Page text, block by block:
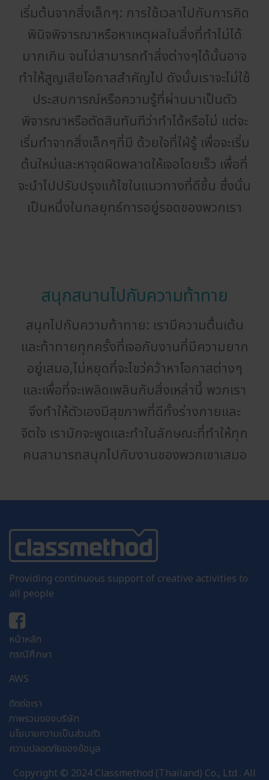
เริ่มต้นจากสิ่งเล็กๆ: การใช้เวลาไปกับการคิด
พินิจพิจารณาหรือหาเหตุผลในสิ่งที่ทำไม่ได้
มากเกิน จนไม่สามารถทำสิ่งต่างๆได้นั้นอาจ
ทำให้สูญเสียโอกาสสำคัญไป ดังนั้นเราจะไม่ใช้
ประสบการณ์หรือความรู้ที่ผ่านมาเป็นตัว
พิจารณาหรือตัดสินทันทีว่าทำได้หรือไม่ แต่จะ
เริ่มทำจากสิ่งเล็กๆที่มี ด้วยใจที่ใฝ่รู้ เพื่อจะเริ่ม
ต้นใหม่และหาจุดผิดพลาดให้เจอโดยเร็ว เพื่อที่
จะนำไปปรับปรุงแก้ไขในแนวทางที่ดีขึ้น ซึ่งนั่น
เป็นหนึ่งในกลยุทธ์การอยู่รอดของพวกเรา
สนุกสนานไปกับความท้าทาย
สนุกไปกับความท้าทาย: เรามีความตื่นเต้น
และท้าทายทุกครั้งที่เจอกับงานที่มีความยาก
อยู่เสมอ,ไม่หยุดที่จะไขว่คว้าหาโอกาสต่างๆ
และเพื่อที่จะเพลิดเพลินกับสิ่งเหล่านี้ พวกเรา
จึงทำให้ตัวเองมีสุขภาพที่ดีทั้งร่างกายและ
จิตใจ เรามักจะพูดและทำในลักษณะที่ทำให้ทุก
คนสามารถสนุกไปกับงานของพวกเขาเสมอ
Providing continuous support of creative activities to
all people
หน้าหลัก
กรณีศึกษา
AWS
ติดต่อเรา
ภาพรวมของบริษัท
นโยบายความเป็นส่วนตัว
ความปลอดภัยของข้อมูล
Copyright © 2024 Classmethod (Thailand) Co., Ltd . All